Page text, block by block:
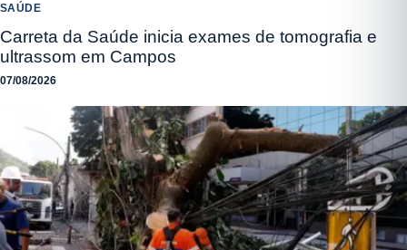
SAÚDE
Carreta da Saúde inicia exames de tomografia e
ultrassom em Campos
07/08/2026